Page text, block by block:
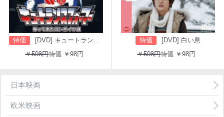
特価
[DVD] キュートランスフォーマー 帰ってきたコンボイの謎
￥598円特価:￥98円
特価
[DVD] 白い息
￥598円特価:￥98円
日本映画
欧米映画